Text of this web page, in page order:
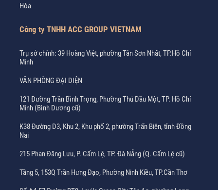
Hòa
Công ty TNHH ACC GROUP VIETNAM
Trụ sở chính: 39 Hoàng Việt, phường Tân Sơn Nhất, TP.Hồ Chí
Minh
VĂN PHÒNG ĐẠI DIỆN
121 Đường Trần Bình Trọng, Phường Thủ Dầu Một, TP. Hồ Chí
Minh (Bình Dương cũ)
K38 Đường D3, Khu 2, Khu phố 2, phường Trấn Biên, tỉnh Đồng
Nai
215 Phan Đăng Lưu, P. Cẩm Lệ, TP. Đà Nẵng (Q. Cẩm Lệ cũ)
Tầng 5, 153Q Trần Hưng Đạo, Phường Ninh Kiều, TP.Cần Thơ